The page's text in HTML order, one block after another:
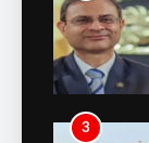
4
3